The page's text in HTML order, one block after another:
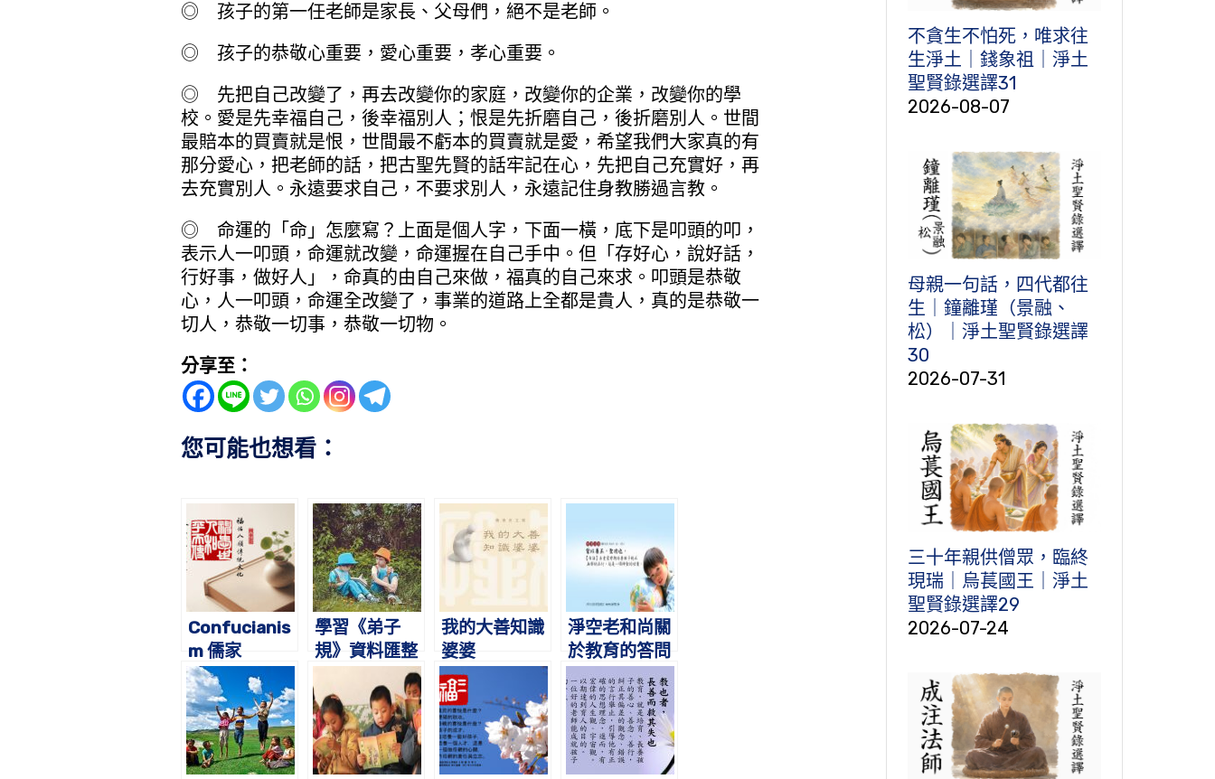
◎ 孩子的第一任老師是家長、父母們，絕不是老師。
◎ 孩子的恭敬心重要，愛心重要，孝心重要。
◎ 先把自己改變了，再去改變你的家庭，改變你的企業，改變你的學
校。愛是先幸福自己，後幸福別人；恨是先折磨自己，後折磨別人。世間
最賠本的買賣就是恨，世間最不虧本的買賣就是愛，希望我們大家真的有
那分愛心，把老師的話，把古聖先賢的話牢記在心，先把自己充實好，再
去充實別人。永遠要求自己，不要求別人，永遠記住身教勝過言教。
◎ 命運的「命」怎麼寫？上面是個人字，下面一橫，底下是叩頭的叩，
表示人一叩頭，命運就改變，命運握在自己手中。但「存好心，說好話，
行好事，做好人」，命真的由自己來做，福真的自己來求。叩頭是恭敬
心，人一叩頭，命運全改變了，事業的道路上全都是貴人，真的是恭敬一
切人，恭敬一切事，恭敬一切物。
分享至：
您可能也想看：
Confucianis
m 儒家
學習《弟子
規》資料匯整
我的大善知識
婆婆
淨空老和尚關
於教育的答問
不貪生不怕死，唯求往
生淨土｜錢象祖｜淨土
聖賢錄選譯31
2026-08-07
母親一句話，四代都往
生｜鐘離瑾（景融、
松）｜淨土聖賢錄選譯
30
2026-07-31
三十年親供僧眾，臨終
現瑞｜烏萇國王｜淨土
聖賢錄選譯29
2026-07-24